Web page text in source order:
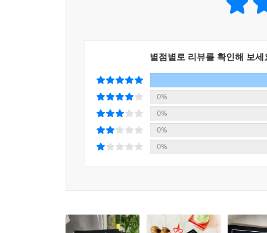
별점별로 리뷰를 확인해 보세
0%
0%
0%
0%